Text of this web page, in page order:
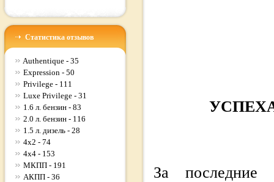
Статистика отзывов
Authentique - 35
Expression - 50
Privilege - 111
Luxe Privilege - 31
1.6 л. бензин - 83
2.0 л. бензин - 116
1.5 л. дизель - 28
4x2 - 74
4x4 - 153
МКПП - 191
АКПП - 36
За последние